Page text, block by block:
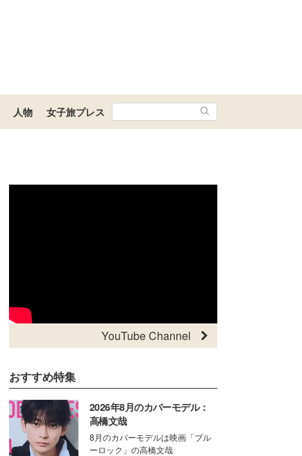
人物 女子旅プレス
YouTube Channel
おすすめ特集
2026年8月のカバーモデル：
高橋文哉
8月のカバーモデルは映画「ブル
ーロック」の高橋文哉